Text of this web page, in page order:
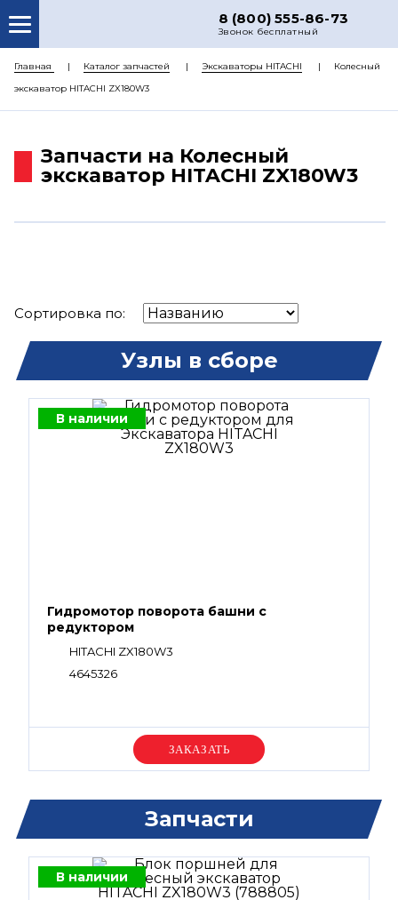
8 (800) 555-86-73
Звонок бесплатный
О НАС
КАТАЛОГ ЗАПЧАСТЕЙ
ДОСТАВКА
Главная Каталог запчастей Экскаваторы HITACHI
Колесный
экскаватор HITACHI ZX180W3
Запчасти на Колесный
экскаватор HITACHI ZX180W3
Сортировка по:
Узлы в сборе
В наличии
Гидромотор поворота башни с
редуктором
HITACHI ZX180W3
4645326
Уточняйте цену
Запчасти
В наличии